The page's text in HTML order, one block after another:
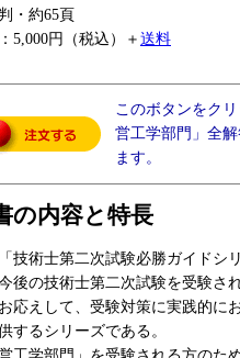
・約65頁
5,000円（税込）＋ 送料
このボタンをク
営工学部門」全
ます。
の内容と特長
技術士第二次試験必勝ガイドシ
後の技術士第二次試験を受験さ
応えして、受験対策に実践的に
するシリーズである。